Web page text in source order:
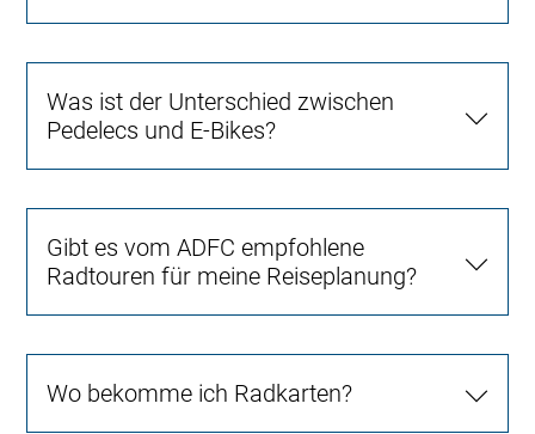
Was ist der Unterschied zwischen
Pedelecs und E-Bikes?
Gibt es vom ADFC empfohlene
Radtouren für meine Reiseplanung?
Wo bekomme ich Radkarten?